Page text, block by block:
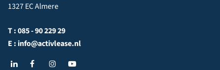
1327 EC Almere
T :085 - 90 229 29
E : info@activlease.nl